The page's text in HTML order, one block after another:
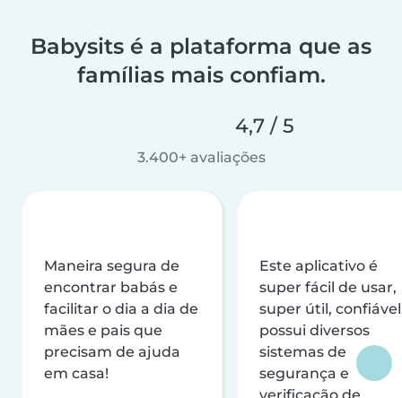
Babysits é a plataforma que as
famílias mais confiam.
4,7 / 5
3.400+ avaliações
Maneira segura de
encontrar babás e
facilitar o dia a dia de
mães e pais que
precisam de ajuda
em casa!
Este aplicativo é
super fácil de usar,
super útil,
possui diversos
sistemas de
segurança e